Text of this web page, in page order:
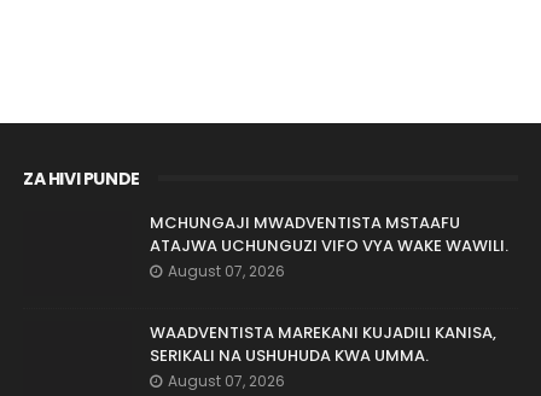
ZA HIVI PUNDE
MCHUNGAJI MWADVENTISTA MSTAAFU
ATAJWA UCHUNGUZI VIFO VYA WAKE WAWILI.
August 07, 2026
WAADVENTISTA MAREKANI KUJADILI KANISA,
SERIKALI NA USHUHUDA KWA UMMA.
August 07, 2026